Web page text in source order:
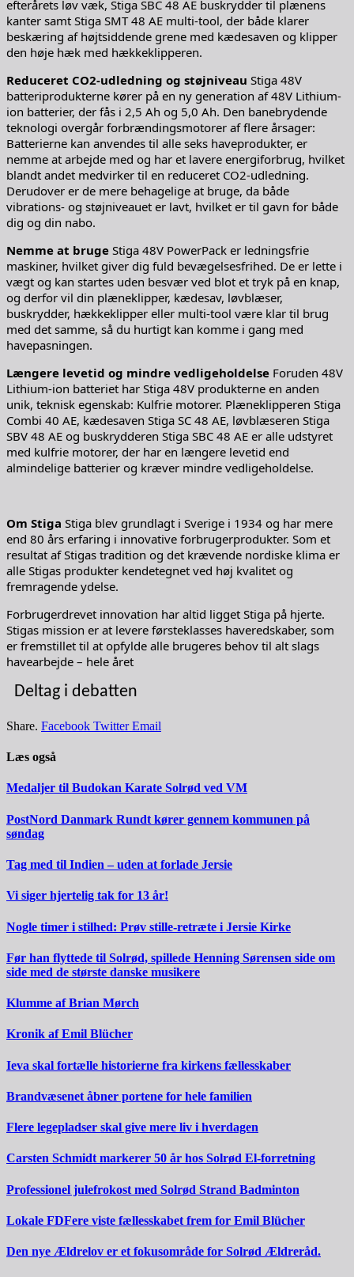
efterårets løv væk, Stiga SBC 48 AE buskrydder til plænens
kanter samt Stiga SMT 48 AE multi-tool, der både klarer
beskæring af højtsiddende grene med kædesaven og klipper
den høje hæk med hækkeklipperen.
Reduceret CO2-udledning og støjniveau Stiga 48V
batteriprodukterne kører på en ny generation af 48V Lithium-
ion batterier, der fås i 2,5 Ah og 5,0 Ah. Den banebrydende
teknologi overgår forbrændingsmotorer af flere årsager:
Batterierne kan anvendes til alle seks haveprodukter, er
nemme at arbejde med og har et lavere energiforbrug, hvilket
blandt andet medvirker til en reduceret CO2-udledning.
Derudover er de mere behagelige at bruge, da både
vibrations- og støjniveauet er lavt, hvilket er til gavn for både
dig og din nabo.
Nemme at bruge Stiga 48V PowerPack er ledningsfrie
maskiner, hvilket giver dig fuld bevægelsesfrihed. De er lette i
vægt og kan startes uden besvær ved blot et tryk på en knap,
og derfor vil din plæneklipper, kædesav, løvblæser,
buskrydder, hækkeklipper eller multi-tool være klar til brug
med det samme, så du hurtigt kan komme i gang med
havepasningen.
Længere levetid og mindre vedligeholdelse Foruden 48V
Lithium-ion batteriet har Stiga 48V produkterne en anden
unik, teknisk egenskab: Kulfrie motorer. Plæneklipperen Stiga
Combi 40 AE, kædesaven Stiga SC 48 AE, løvblæseren Stiga
SBV 48 AE og buskrydderen Stiga SBC 48 AE er alle udstyret
med kulfrie motorer, der har en længere levetid end
almindelige batterier og kræver mindre vedligeholdelse.
Om Stiga Stiga blev grundlagt i Sverige i 1934 og har mere
end 80 års erfaring i innovative forbrugerprodukter. Som et
resultat af Stigas tradition og det krævende nordiske klima er
alle Stigas produkter kendetegnet ved høj kvalitet og
fremragende ydelse.
Forbrugerdrevet innovation har altid ligget Stiga på hjerte.
Stigas mission er at levere førsteklasses haveredskaber, som
er fremstillet til at opfylde alle brugeres behov til alt slags
havearbejde – hele året
Deltag i debatten
Share. Facebook Twitter Email
Læs også
Medaljer til Budokan Karate Solrød ved VM
PostNord Danmark Rundt kører gennem kommunen på
søndag
Tag med til Indien – uden at forlade Jersie
Vi siger hjertelig tak for 13 år!
Nogle timer i stilhed: Prøv stille-retræte i Jersie Kirke
Før han flyttede til Solrød, spillede Henning Sørensen side om
side med de største danske musikere
Klumme af Brian Mørch
Kronik af Emil Blücher
Ieva skal fortælle historierne fra kirkens fællesskaber
Brandvæsenet åbner portene for hele familien
Flere legepladser skal give mere liv i hverdagen
Carsten Schmidt markerer 50 år hos Solrød El-forretning
Professionel julefrokost med Solrød Strand Badminton
Lokale FDFere viste fællesskabet frem for Emil Blücher
Den nye Ældrelov er et fokusområde for Solrød Ældreråd.